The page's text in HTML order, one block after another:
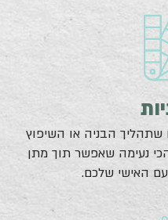
הבניה או השיפוץ
נעימה שאפשר תוך מתן
האישי שלכם.